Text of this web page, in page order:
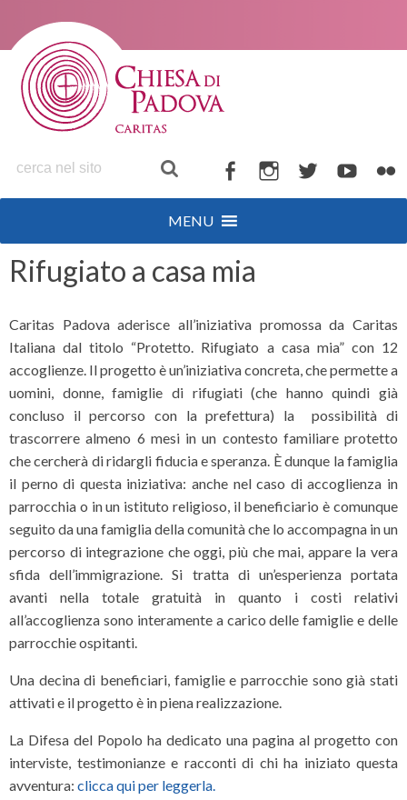
a
c
b
o
k
I
n
r
a
m
T
w
r
Y
o
e
F
l
i
o
MENU
Rifugiato a casa mia
Caritas Padova aderisce all’iniziativa promossa da Caritas
Italiana dal titolo “Protetto. Rifugiato a casa mia” con 12
accoglienze. Il progetto è un’iniziativa concreta, che permette a
uomini, donne, famiglie di rifugiati (che hanno quindi già
concluso il percorso con la prefettura) la possibilità di
trascorrere almeno 6 mesi in un contesto familiare protetto
che cercherà di ridargli fiducia e speranza. È dunque la famiglia
il perno di questa iniziativa: anche nel caso di accoglienza in
parrocchia o in un istituto religioso, il beneficiario è comunque
seguito da una famiglia della comunità che lo accompagna in un
percorso di integrazione che oggi, più che mai, appare la vera
sfida dell’immigrazione. Si tratta di un’esperienza portata
avanti nella totale gratuità in quanto i costi relativi
all’accoglienza sono interamente a carico delle famiglie e delle
parrocchie ospitanti.
Una decina di beneficiari, famiglie e parrocchie sono già stati
attivati e il progetto è in piena realizzazione.
La Difesa del Popolo ha dedicato una pagina al progetto con
interviste, testimonianze e racconti di chi ha iniziato questa
avventura: clicca qui per leggerla.